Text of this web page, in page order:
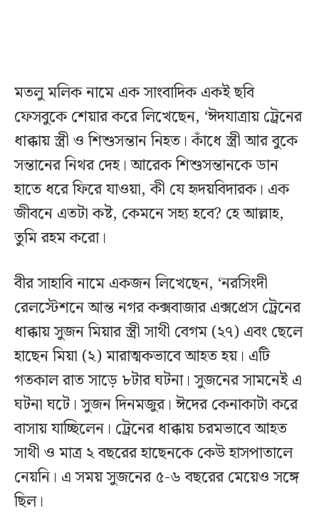
মতলু মলিক নামে এক সাংবাদিক একই ছবি
ফেসবুকে শেয়ার করে লিখেছেন, ‘ঈদযাত্রায় ট্রেনের
ধাক্কায় স্ত্রী ও শিশুসন্তান নিহত। কাঁধে স্ত্রী আর বুকে
সন্তানের নিথর দেহ। আরেক শিশুসন্তানকে ডান
হাতে ধরে ফিরে যাওয়া, কী যে হৃদয়বিদারক। এক
জীবনে এতটা কষ্ট, কেমনে সহ্য হবে? হে আল্লাহ,
তুমি রহম করো।
বীর সাহাবি নামে একজন লিখেছেন, ‘নরসিংদী
রেলস্টেশনে আন্ত নগর কক্সবাজার এক্সপ্রেস ট্রেনের
ধাক্কায় সুজন মিয়ার স্ত্রী সাথী বেগম (২৭) এবং ছেলে
হাছেন মিয়া (২) মারাত্মকভাবে আহত হয়। এটি
গতকাল রাত সাড়ে ৮টার ঘটনা। সুজনের সামনেই এ
ঘটনা ঘটে। সুজন দিনমজুর। ঈদের কেনাকাটা করে
বাসায় যাচ্ছিলেন। ট্রেনের ধাক্কায় চরমভাবে আহত
সাথী ও মাত্র ২ বছরের হাছেনকে কেউ হাসপাতালে
নেয়নি। এ সময় সুজনের ৫-৬ বছরের মেয়েও সঙ্গে
ছিল।